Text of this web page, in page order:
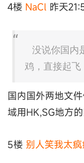
4楼 NaCl 昨天
没说你国内
鸡，直接起飞
国内国外两地文
域用HK,SG地方
5楼 别人笑我太疯